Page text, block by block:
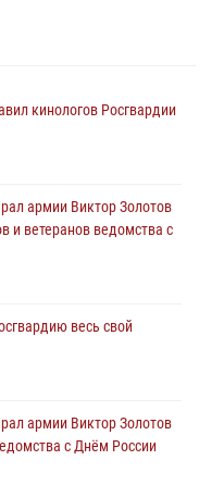
кинологов Росгвардии
армии Виктор Золотов
и ветеранов ведомства с
весь свой
армии Виктор Золотов
с Днём России